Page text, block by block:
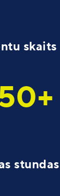
skaits